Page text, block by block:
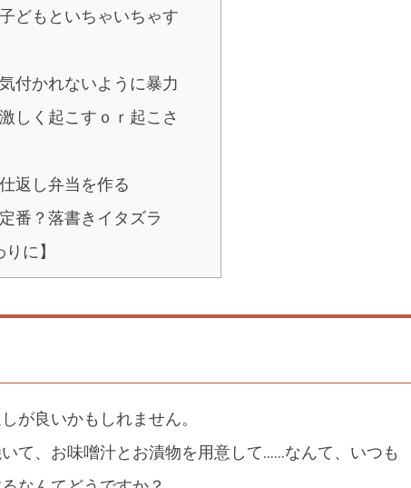
子どもといちゃいちゃす
気付かれないように暴力
激しく起こすｏｒ起こさ
仕返し弁当を作る
定番？落書きイタズラ
りに】
が良いかもしれません。
て、お味噌汁とお漬物を用意して……なんて、いつも